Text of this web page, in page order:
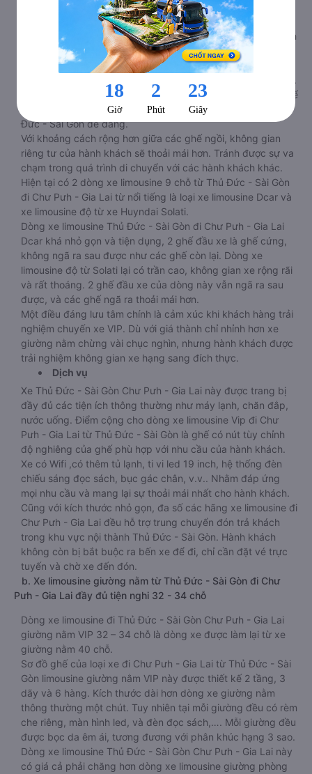
Với sự thay đổi về mặt kích thước ghế, khiến chỗ của hành
khách rộng rãi hơn. Xe limousine Thủ Đức - Sài Gòn Chư Pưh
- Gia Lai được trang bị loại ghế đệm dày khiến cho người
nằm có cảm giác êm ái, thoải mái. Các chuyến xe dù xa hay
Nhưng với xe hạng thương gia, hành khách hoàn toàn có thể
thư giãn và nghỉ ngơi trên xe đi Chư Pưh - Gia Lai từ Thủ
Đức - Sài Gòn dễ dàng.
Với khoảng cách rộng hơn giữa các ghế ngồi, không gian
riêng tư của hành khách sẽ thoải mái hơn. Tránh được sự va
chạm trong quá trình di chuyển với các hành khách khác.
Hiện tại có 2 dòng xe limousine 9 chỗ từ Thủ Đức - Sài Gòn
đi Chư Pưh - Gia Lai từ nổi tiếng là loại xe limousine Dcar và
xe limousine độ từ xe Huyndai Solati.
Dòng xe limousine Thủ Đức - Sài Gòn đi Chư Pưh - Gia Lai
Dcar khá nhỏ gọn và tiện dụng, 2 ghế đầu xe là ghế cứng,
không ngã ra sau được như các ghế còn lại. Dòng xe
limousine độ từ Solati lại có trần cao, không gian xe rộng rãi
và rất thoáng. 2 ghế đầu xe của dòng này vẫn ngã ra sau
được, và các ghế ngã ra thoải mái hơn.
Một điều đáng lưu tâm chính là cảm xúc khi khách hàng trải
nghiệm chuyến xe VIP. Dù với giá thành chỉ nhỉnh hơn xe
giường nằm chừng vài chục nghìn, nhưng hành khách được
trải nghiệm không gian xe hạng sang đích thực.
Dịch vụ
Xe Thủ Đức - Sài Gòn Chư Pưh - Gia Lai này được trang bị
đầy đủ các tiện ích thông thường như máy lạnh, chăn đắp,
nước uống. Điểm cộng cho dòng xe limousine Vip đi Chư
Pưh - Gia Lai từ Thủ Đức - Sài Gòn là ghế có nút tùy chỉnh
độ nghiêng của ghế phù hợp với nhu cầu của hành khách.
Xe có Wifi ,có thêm tủ lạnh, ti vi led 19 inch, hệ thống đèn
chiếu sáng đọc sách, bục gác chân, v.v.. Nhằm đáp ứng
mọi nhu cầu và mang lại sự thoải mái nhất cho hành khách.
Cũng với kích thước nhỏ gọn, đa số các hãng xe limousine đi
Chư Pưh - Gia Lai đều hỗ trợ trung chuyển đón trả khách
trong khu vực nội thành Thủ Đức - Sài Gòn. Hành khách
không còn bị bắt buộc ra bến xe để đi, chỉ cần đặt vé trực
tuyến và chờ xe đến đón.
b. Xe limousine giường nằm từ Thủ Đức - Sài Gòn đi Chư
Pưh - Gia Lai đầy đủ tiện nghi 32 - 34 chỗ
Dòng xe limousine đi Thủ Đức - Sài Gòn Chư Pưh - Gia Lai
giường nằm VIP 32 – 34 chỗ là dòng xe được làm lại từ xe
giường nằm 40 chỗ.
Sơ đồ ghế của loại xe đi Chư Pưh - Gia Lai từ Thủ Đức - Sài
Gòn limousine giường nằm VIP này được thiết kế 2 tầng, 3
dãy và 6 hàng. Kích thước dài hơn dòng xe giường nằm
thông thường một chút. Tuy nhiên tại mỗi giường đều có rèm
che riêng, màn hình led, và đèn đọc sách,…. Mỗi giường đều
được bọc da êm ái, tương đương với phân khúc hạng 3 sao.
Dòng xe limousine Thủ Đức - Sài Gòn Chư Pưh - Gia Lai này
có giá cả phải chăng hơn dòng xe limousine giường phòng